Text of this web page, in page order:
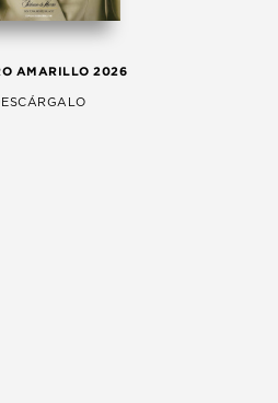
AMARILLO 2026